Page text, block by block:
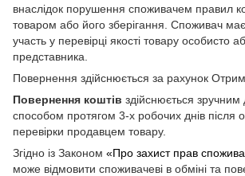
внаслідок порушення споживачем правил
товаром або його зберігання. Споживач
участь у перевірці якості товару особисто
представника.
Повернення здійснюється за рахунок
Повернення коштів здійснюється зручним
способом протягом 3-х робочих днів після
перевірки продавцем товару.
Згідно із Законом «Про захист прав
може відмовити споживачеві в обміні та